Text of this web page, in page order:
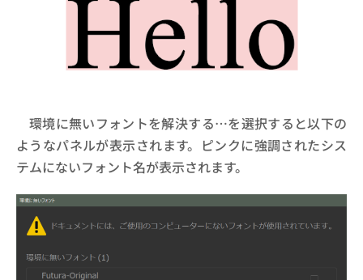
環境に無いフォントを解決する…を選択すると以下の
ようなパネルが表示されます。ピンクに強調されたシス
テムにないフォント名が表示されます。